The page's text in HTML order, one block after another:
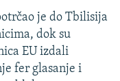
je do Tbilisija
dok su
EU izdali
fer glasanje i